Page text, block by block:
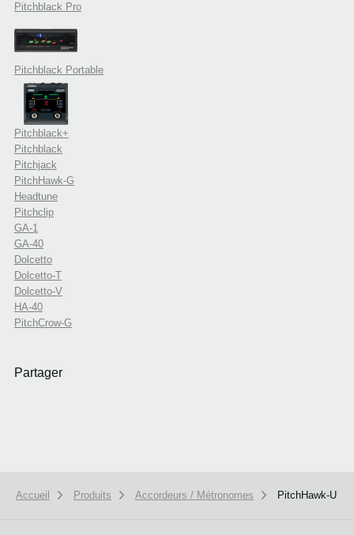
Pitchblack Pro
Pitchblack Portable
Pitchblack+
Pitchblack
Pitchjack
PitchHawk-G
Headtune
Pitchclip
GA-1
GA-40
Dolcetto
Dolcetto-T
Dolcetto-V
HA-40
PitchCrow-G
Partager
Accueil Produits Accordeurs / Métronomes PitchHawk-U